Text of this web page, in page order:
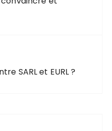
SARL et EURL ?